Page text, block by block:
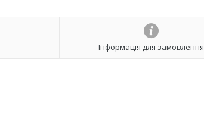
Інформація для замовлення